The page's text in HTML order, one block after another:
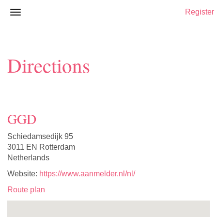
Register
Directions
GGD
Schiedamsedijk 95
3011 EN Rotterdam
Netherlands
Website: https://www.aanmelder.nl/nl/
Route plan